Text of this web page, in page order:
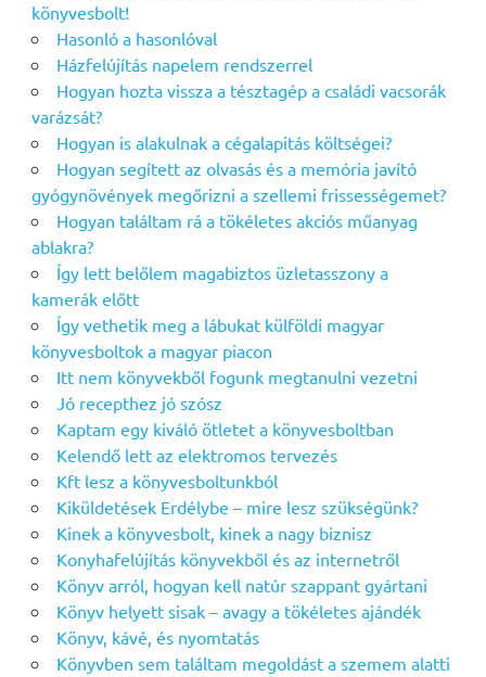
könyvesbolt!
Hasonló a hasonlóval
Házfelújítás napelem rendszerrel
Hogyan hozta vissza a tésztagép a családi vacsorák
varázsát?
Hogyan is alakulnak a cégalapitás költségei?
Hogyan segített az olvasás és a memória javító
gyógynövények megőrizni a szellemi frissességemet?
Hogyan találtam rá a tökéletes akciós műanyag
ablakra?
Így lett belőlem magabiztos üzletasszony a
kamerák előtt
Így vethetik meg a lábukat külföldi magyar
könyvesboltok a magyar piacon
Itt nem könyvekből fogunk megtanulni vezetni
Jó recepthez jó szósz
Kaptam egy kiváló ötletet a könyvesboltban
Kelendő lett az elektromos tervezés
Kft lesz a könyvesboltunkból
Kiküldetések Erdélybe – mire lesz szükségünk?
Kinek a könyvesbolt, kinek a nagy biznisz
Konyhafelújítás könyvekből és az internetről
Könyv arról, hogyan kell natúr szappant gyártani
Könyv helyett sisak – avagy a tökéletes ajándék
Könyv, kávé, és nyomtatás
Könyvben sem találtam megoldást a szemem alatti